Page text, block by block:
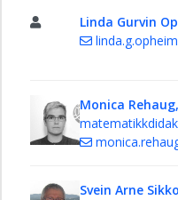
Linda Gurvin
Monica Rehaug,
Svein Arne